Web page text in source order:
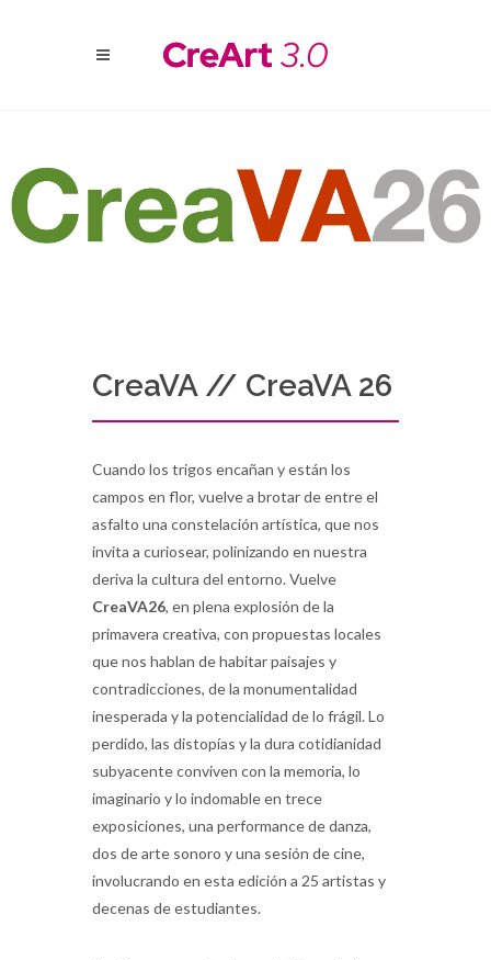
CreaVA // CreaVA 26
Cuando los trigos encañan y están los
campos en flor, vuelve a brotar de entre el
asfalto una constelación artística, que nos
invita a curiosear, polinizando en nuestra
deriva la cultura del entorno. Vuelve
CreaVA26, en plena explosión de la
primavera creativa, con propuestas locales
que nos hablan de habitar paisajes y
contradicciones, de la monumentalidad
inesperada y la potencialidad de lo frágil. Lo
perdido, las distopías y la dura cotidianidad
subyacente conviven con la memoria, lo
imaginario y lo indomable en trece
exposiciones, una performance de danza,
dos de arte sonoro y una sesión de cine,
involucrando en esta edición a 25 artistas y
decenas de estudiantes.